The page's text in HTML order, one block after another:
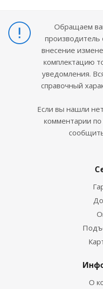
Обращаем
производитель
внесение
комплектацию
уведомления.
справочный
Если вы нашли
комментарии
О